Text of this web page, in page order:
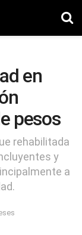
en
pesos
rehabilitada
y
a